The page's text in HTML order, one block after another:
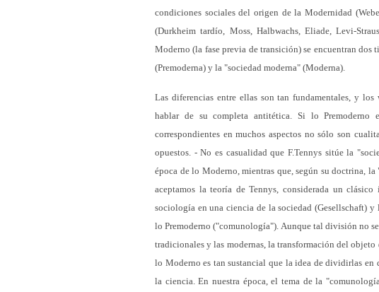
condiciones sociales del origen de la Modernidad
(Durkheim tardío, Moss, Halbwachs, Eliade, Levi-
Moderno (la fase previa de transición) se encuentran
(Premoderna) y la "sociedad moderna" (Moderna).
Las diferencias entre ellas son tan fundamentales, y
hablar de su completa antitética. Si lo
correspondientes en muchos aspectos no sólo son
opuestos. - No es casualidad que F.Tennys sitúe la
época de lo Moderno, mientras que, según su doctrina,
aceptamos la teoría de Tennys, considerada un
sociología en una ciencia de la sociedad (Gesellschaft)
lo Premoderno ("comunología"). Aunque tal división no
tradicionales y las modernas, la transformación del
lo Moderno es tan sustancial que la idea de dividirlas en
la ciencia. En nuestra época, el tema de la